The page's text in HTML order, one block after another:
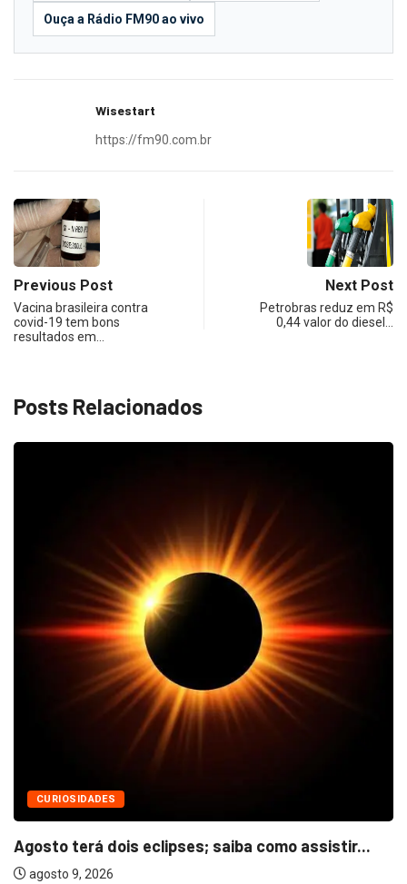
Ouça a Rádio FM90 ao vivo
Wisestart
https://fm90.com.br
Previous Post
Vacina brasileira contra
covid-19 tem bons
resultados em…
Next Post
Petrobras reduz em R$
0,44 valor do diesel…
Posts Relacionados
CURIOSIDADES
Agosto terá dois eclipses; saiba como assistir...
agosto 9, 2026